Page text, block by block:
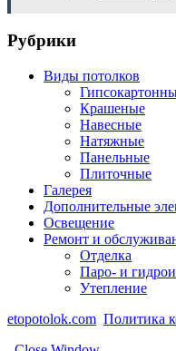
Рубрики
Виды потолков
Крашеные
Навесные
Натяжные
Панельные
Плиточные
Галерея
Дополнительные
Освещение
Ремонт и
Отделка
Паро- и
Утепление
etopotolok.com Политика